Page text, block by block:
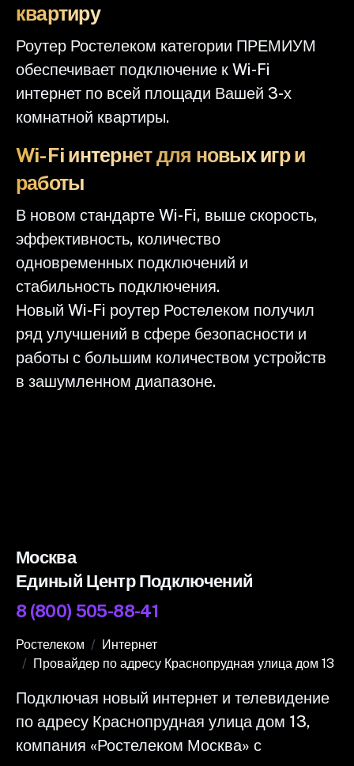
квартиру
Роутер Ростелеком категории ПРЕМИУМ
обеспечивает подключение к Wi-Fi
интернет по всей площади Вашей 3-х
комнатной квартиры.
Wi-Fi интернет для новых игр и
работы
В новом стандарте Wi-Fi, выше скорость,
эффективность, количество
одновременных подключений и
стабильность подключения.
Новый Wi-Fi роутер Ростелеком получил
ряд улучшений в сфере безопасности и
работы с большим количеством устройств
в зашумленном диапазоне.
Москва
Единый Центр Подключений
8 (800) 505-88-41
Ростелеком
Интернет
Провайдер по адресу Краснопрудная улица дом 13
Подключая новый интернет и телевидение
по адресу Краснопрудная улица дом 13,
компания «Ростелеком Москва» с